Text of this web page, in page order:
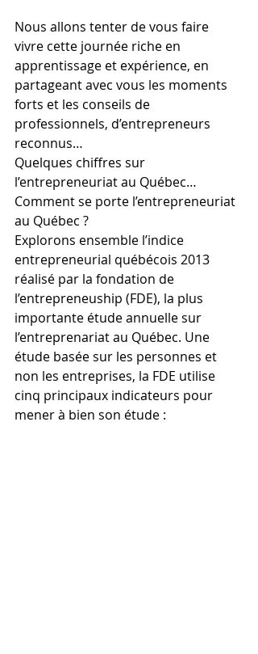
Nous allons tenter de vous faire
vivre cette journée riche en
apprentissage et expérience, en
partageant avec vous les moments
forts et les conseils de
professionnels, d’entrepreneurs
reconnus…
Quelques chiffres sur
l’entrepreneuriat au Québec…
Comment se porte l’entrepreneuriat
au Québec ?
Explorons ensemble l’indice
entrepreneurial québécois 2013
réalisé par la fondation de
l’entrepreneuship (FDE), la plus
importante étude annuelle sur
l’entreprenariat au Québec. Une
étude basée sur les personnes et
non les entreprises, la FDE utilise
cinq principaux indicateurs pour
mener à bien son étude :